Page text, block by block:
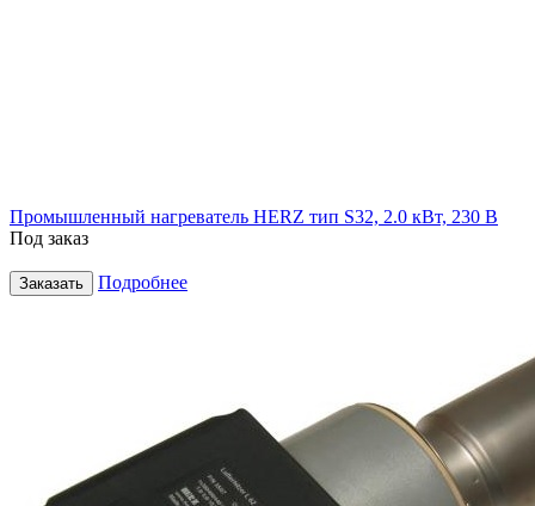
Промышленный нагреватель HERZ тип S32, 2.0 кВт, 230 В
Под заказ
Заказать Подробнее